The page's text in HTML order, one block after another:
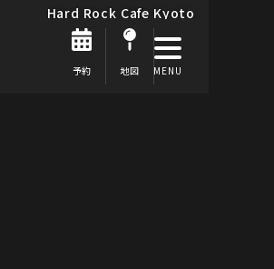
Hard Rock Cafe Kyoto
予約 地図